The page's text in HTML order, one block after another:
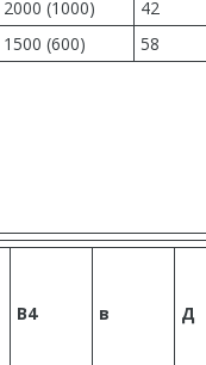
2000 (1000)
42
1500 (600)
58
В4 в
Д